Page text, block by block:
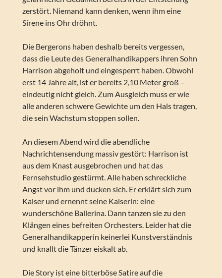
zerstört. Niemand kann denken, wenn ihm eine
Sirene ins Ohr dröhnt.
Die Bergerons haben deshalb bereits vergessen,
dass die Leute des Generalhandikappers ihren Sohn
Harrison abgeholt und eingesperrt haben. Obwohl
erst 14 Jahre alt, ist er bereits 2,10 Meter groß –
eindeutig nicht gleich. Zum Ausgleich muss er wie
alle anderen schwere Gewichte um den Hals tragen,
die sein Wachstum stoppen sollen.
An diesem Abend wird die abendliche
Nachrichtensendung massiv gestört: Harrison ist
aus dem Knast ausgebrochen und hat das
Fernsehstudio gestürmt. Alle haben schreckliche
Angst vor ihm und ducken sich. Er erklärt sich zum
Kaiser und ernennt seine Kaiserin: eine
wunderschöne Ballerina. Dann tanzen sie zu den
Klängen eines befreiten Orchesters. Leider hat die
Generalhandikapperin keinerlei Kunstverständnis
und knallt die Tänzer eiskalt ab.
Die Story ist eine bitterböse Satire auf die